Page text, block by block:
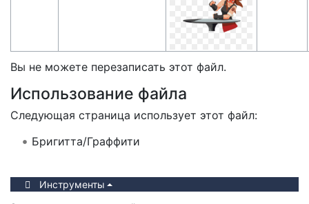
Вы не можете перезаписать этот файл.
Использование файла
Следующая страница использует этот файл:
Бригитта/Граффити
Инструменты